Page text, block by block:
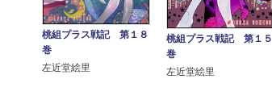
桃組プラス戦記 第１８
巻
左近堂絵里
桃組プラス戦記 第１５
巻
左近堂絵里